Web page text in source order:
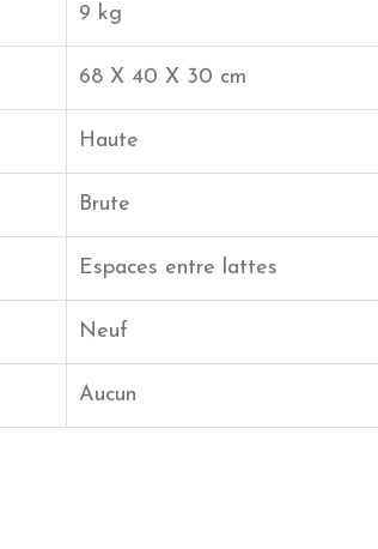
9 kg
68 X 40 X 30 cm
Haute
Brute
Espaces entre lattes
Neuf
Aucun